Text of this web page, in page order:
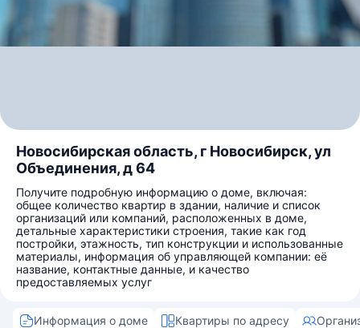
Новосибирская область, г Новосибирск, ул
Объединения, д 64
Получите подробную информацию о доме, включая:
общее количество квартир в здании, наличие и список
организаций или компаний, расположенных в доме,
детальные характеристики строения, такие как год
постройки, этажность, тип конструкции и использованные
материалы, информация об управляющей компании: её
название, контактные данные, и качество
предоставляемых услуг
Информация о доме Квартиры по адресу